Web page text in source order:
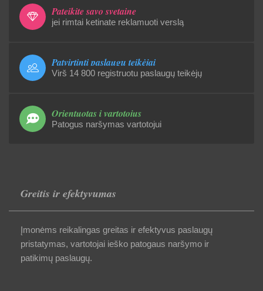
Pateikite savo svetainę
jei rimtai ketinate reklamuoti verslą
Patvirtinti paslaugų teikėjai
Virš 14 800 registruotu paslaugų teikėjų
Orientuotas į vartotojus
Patogus naršymas vartotojui
Greitis ir efektyvumas
Įmonėms reikalingas greitas ir efektyvus paslaugų
pristatymas, vartotojai ieško patogaus naršymo ir
patikimų paslaugų.